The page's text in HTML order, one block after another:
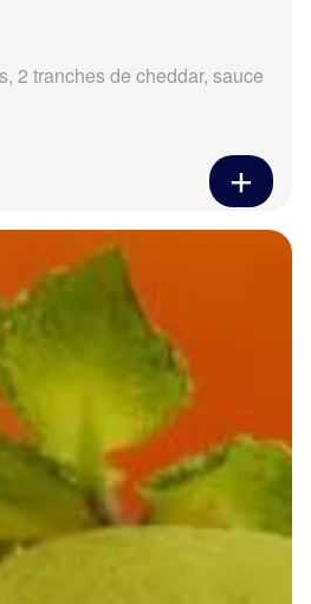
2 tranches de cheddar, sauce